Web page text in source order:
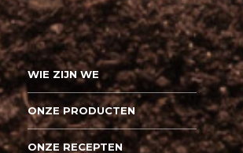
WIE ZIJN WE
ONZE PRODUCTEN
ONZE RECEPTEN